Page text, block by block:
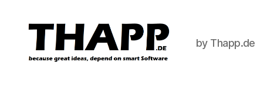
by Thapp.de